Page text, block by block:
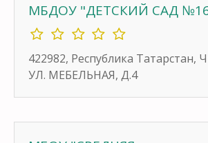
МБДОУ "ДЕТСКИЙ САД
422982, Республика Татарстан,
УЛ. МЕБЕЛЬНАЯ, Д.4